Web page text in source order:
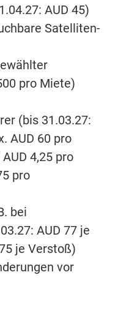
AUD 45)
Satelliten-
pro Miete)
(bis 31.03.27:
AUD 60 pro
4,25 pro
pro
bei
AUD 77 je
je Verstoß)
vor